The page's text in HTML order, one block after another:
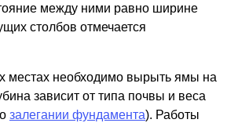
между ними равно ширине
столбов отмечается
местах необходимо вырыть ямы на
зависит от типа почвы и веса
залегании фундамента). Работы